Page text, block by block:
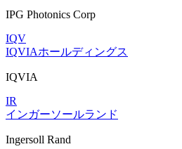
IPG Photonics Corp
IQV
IQVIAホールディングス
IQVIA
IR
インガーソールランド
Ingersoll Rand